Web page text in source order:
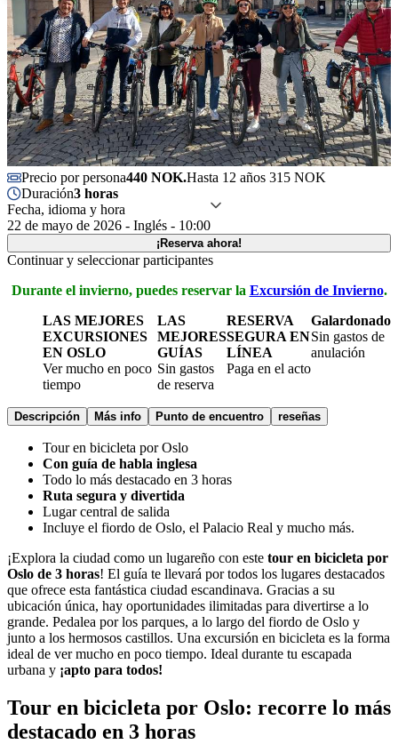
Precio por persona440 NOK.Hasta 12 años 315 NOK
Duración3 horas
Fecha, idioma y hora
22 de mayo de 2026 - Inglés - 10:00
¡Reserva ahora!
Continuar y seleccionar participantes
Durante el invierno, puedes reservar la Excursión de Invierno.
LAS MEJORES
EXCURSIONES
EN OSLO
Ver mucho en poco
tiempo
LAS
MEJORES
GUÍAS
Sin gastos
de reserva
RESERVA
SEGURA EN
LÍNEA
Paga en el acto
Galardonado
Sin gastos de
anulación
Descripción Más info Punto de encuentro reseñas
Tour en bicicleta por Oslo
Con guía de habla inglesa
Todo lo más destacado en 3 horas
Ruta segura y divertida
Lugar central de salida
Incluye el fiordo de Oslo, el Palacio Real y mucho más.
¡Explora la ciudad como un lugareño con este tour en bicicleta por
Oslo de 3 horas! El guía te llevará por todos los lugares destacados
que ofrece esta fantástica ciudad escandinava. Gracias a su
ubicación única, hay oportunidades ilimitadas para divertirse a lo
grande. Pedalea por los parques, a lo largo del fiordo de Oslo y
junto a los hermosos castillos. Una excursión en bicicleta es la forma
ideal de ver mucho en poco tiempo. Ideal durante tu escapada
urbana y ¡apto para todos!
Tour en bicicleta por Oslo: recorre lo más
destacado en 3 horas